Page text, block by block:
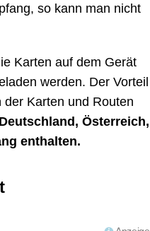
so kann man nicht
Karten auf dem Gerät
werden. Der Vorteil
Karten und Routen
Österreich,
enthalten.